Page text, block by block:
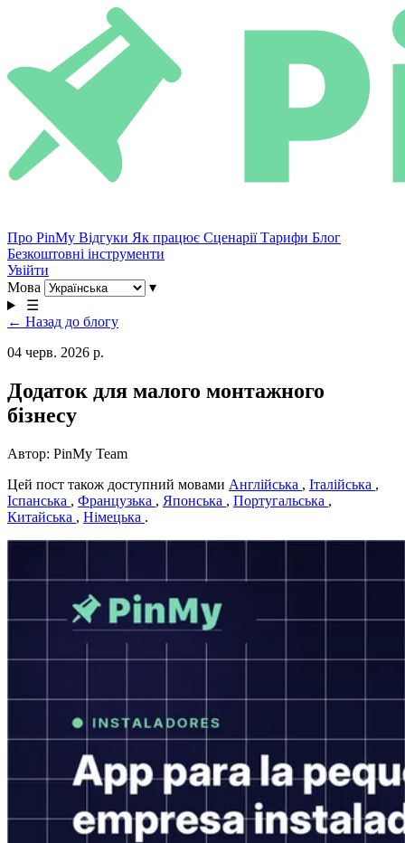
Про PinMy Відгуки Як працює СценаріїТарифи Блог
Безкоштовні інструменти
Увійти
Мова
▾
☰
← Назад до блогу
04 черв. 2026 р.
Додаток для малого монтажного
бізнесу
Автор: PinMy Team
Цей пост також доступний мовами Англійська , Італійська ,
Іспанська , Французька , Японська , Португальська ,
Китайська , Німецька .